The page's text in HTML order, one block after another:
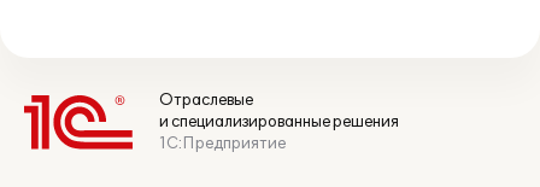
Отраслевые
и специализированные решения
1С:Предприятие